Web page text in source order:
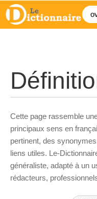
Cette page rassemble
principaux sens en
pertinent, des
liens utiles. Le-
généraliste, adapté à un
rédacteurs,